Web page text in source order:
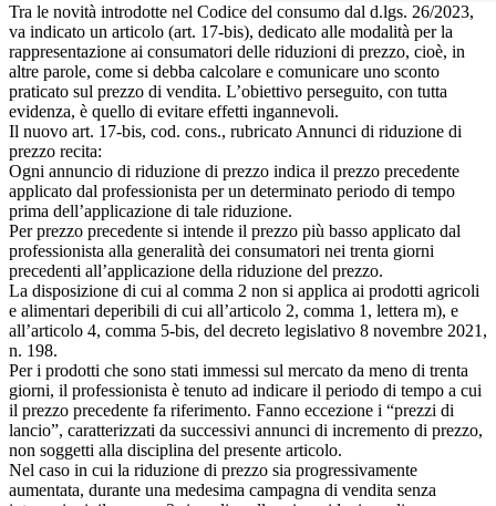
Tra le novità introdotte nel Codice del consumo dal d.lgs. 26/2023,
va indicato un articolo (art. 17-bis), dedicato alle modalità per la
rappresentazione ai consumatori delle riduzioni di prezzo, cioè, in
altre parole, come si debba calcolare e comunicare uno sconto
praticato sul prezzo di vendita. L’obiettivo perseguito, con tutta
evidenza, è quello di evitare effetti ingannevoli.
Il nuovo art. 17-bis, cod. cons., rubricato Annunci di riduzione di
prezzo recita:
Ogni annuncio di riduzione di prezzo indica il prezzo precedente
applicato dal professionista per un determinato periodo di tempo
prima dell’applicazione di tale riduzione.
Per prezzo precedente si intende il prezzo più basso applicato dal
professionista alla generalità dei consumatori nei trenta giorni
precedenti all’applicazione della riduzione del prezzo.
La disposizione di cui al comma 2 non si applica ai prodotti agricoli
e alimentari deperibili di cui all’articolo 2, comma 1, lettera m), e
all’articolo 4, comma 5-bis, del decreto legislativo 8 novembre 2021,
n. 198.
Per i prodotti che sono stati immessi sul mercato da meno di trenta
giorni, il professionista è tenuto ad indicare il periodo di tempo a cui
il prezzo precedente fa riferimento. Fanno eccezione i “prezzi di
lancio”, caratterizzati da successivi annunci di incremento di prezzo,
non soggetti alla disciplina del presente articolo.
Nel caso in cui la riduzione di prezzo sia progressivamente
aumentata, durante una medesima campagna di vendita senza